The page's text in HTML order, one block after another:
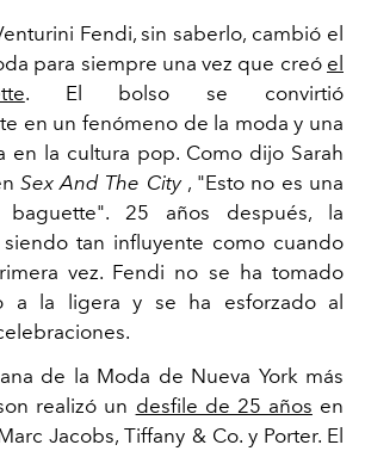
Fendi, sin saberlo, cambió el
para siempre una vez que creó el
. El bolso se convirtió
en un fenómeno de la moda y una
en la cultura pop. Como dijo Sarah
Sex And The City, "Esto no es una
25 años después, la
tan influyente como cuando
vez. Fendi no se ha tomado
a la ligera y se ha esforzado al
de la Moda de Nueva York más
realizó un desfile de 25 años en
Jacobs,Tiffany & Co.y Porter. El